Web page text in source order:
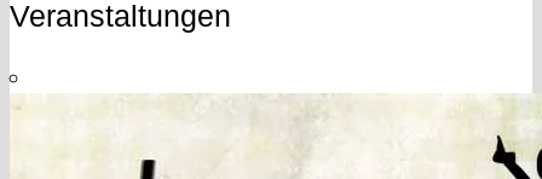
Veranstaltungen